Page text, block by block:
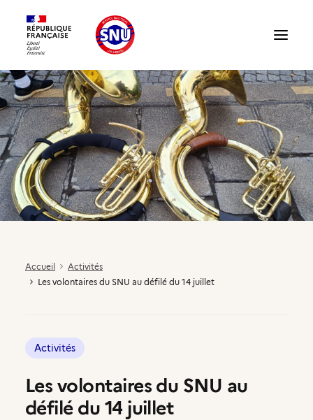
Présentation du SNU
Témoignages
Structures : accueillir un volontaire
Compte volontaire
Accueil
Activités
Les volontaires du SNU au défilé du 14 juillet
Activités
Les volontaires du SNU au
défilé du 14 juillet